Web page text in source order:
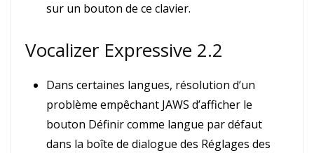
sur un bouton de ce clavier.
Vocalizer Expressive 2.2
Dans certaines langues, résolution d’un
problème empêchant JAWS d’afficher le
bouton Définir comme langue par défaut
dans la boîte de dialogue des Réglages des